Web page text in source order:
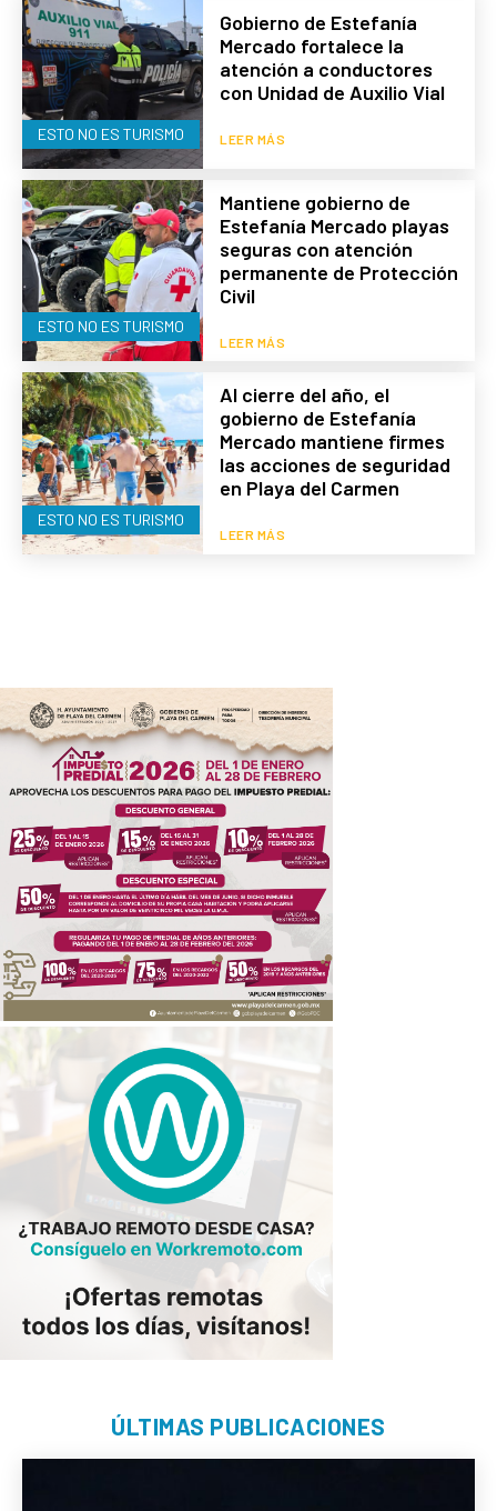
ESTO NO ES TURISMO
Gobierno de Estefanía
Mercado fortalece la
atención a conductores
con Unidad de Auxilio Vial
LEER MÁS
ESTO NO ES TURISMO
Mantiene gobierno de
Estefanía Mercado playas
seguras con atención
permanente de Protección
Civil
LEER MÁS
ESTO NO ES TURISMO
Al cierre del año, el
gobierno de Estefanía
Mercado mantiene firmes
las acciones de seguridad
en Playa del Carmen
LEER MÁS
ÚLTIMAS PUBLICACIONES